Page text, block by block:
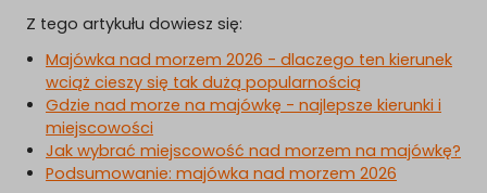
Z tego artykułu dowiesz się:
Majówka nad morzem 2026 - dlaczego ten kierunek
wciąż cieszy się tak dużą popularnością
Gdzie nad morze na majówkę - najlepsze kierunki i
miejscowości
Jak wybrać miejscowość nad morzem na majówkę?
Podsumowanie: majówka nad morzem 2026